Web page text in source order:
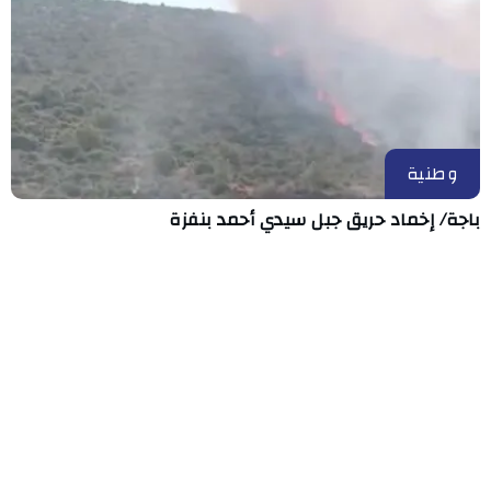
وطنية
باجة/ إخماد حريق جبل سيدي أحمد بنفزة